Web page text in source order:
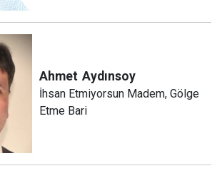
Ahmet Aydınsoy
İhsan Etmiyorsun Madem, Gölge
Etme Bari